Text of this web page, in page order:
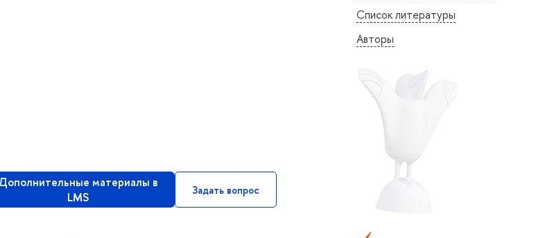
Список литературы
Авторы
материалы в
LMS
Задать вопрос